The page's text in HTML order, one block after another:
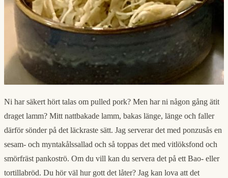
Ni har säkert hört talas om pulled pork? Men har ni någon gång ätit
draget lamm? Mitt nattbakade lamm, bakas länge, länge och faller
därför sönder på det läckraste sätt. Jag serverar det med ponzusås en
sesam- och myntakålssallad och så toppas det med vitlöksfond och
smörfräst pankoströ. Om du vill kan du servera det på ett Bao- eller
tortillabröd. Du hör väl hur gott det låter? Jag kan lova att det